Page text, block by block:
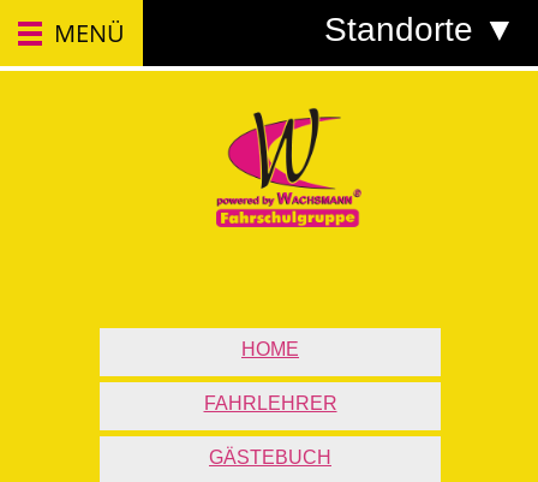
MENÜ Standorte ▼
HOME
FAHRLEHRER
GÄSTEBUCH